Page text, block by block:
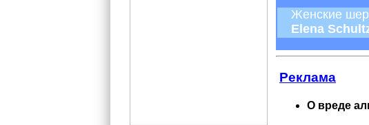
Женские
Elena
Реклама
О вреде